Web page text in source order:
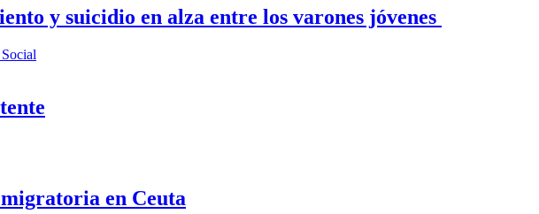
y suicidio en alza entre los varones jóvenes
en Ceuta